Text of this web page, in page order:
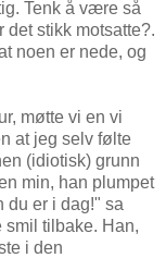
Tenk å være så
det stikk motsatte?.
noen er nede, og
møtte vi en vi
at jeg selv følte
(idiotisk) grunn
min, han plumpet
du er i dag!" sa
smil tilbake. Han,
i den